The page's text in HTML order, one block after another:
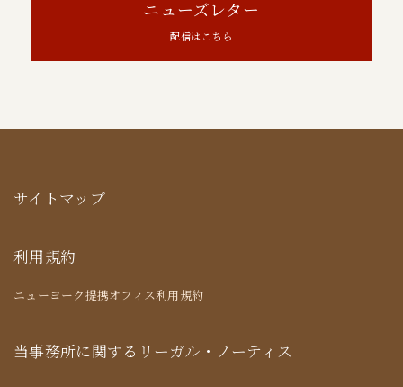
ニューズレター
配信はこちら
サイトマップ
利用規約
ニューヨーク提携オフィス利用規約
当事務所に関するリーガル・ノーティス